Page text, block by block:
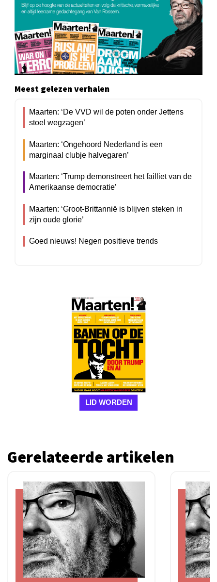
Meest gelezen verhalen
Maarten: ‘De VVD wil de poten onder Jettens
stoel wegzagen’
Maarten: ‘Ongehoord Nederland is een
marginaal clubje halvegaren’
Maarten: ‘Trump demonstreert het failliet van de
Amerikaanse democratie’
Maarten: ‘Groot-Brittannië is blijven steken in
zijn oude glorie’
Goed nieuws! Negen positieve trends
LID WORDEN
Gerelateerde artikelen